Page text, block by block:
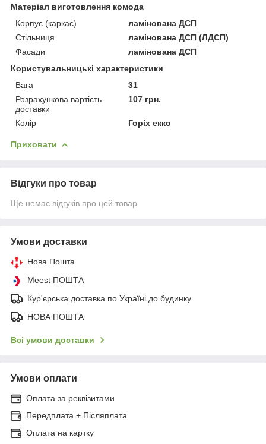
Матеріал виготовлення комода
Корпус (каркас)
ламінована ДСП
Стільниця
ламінована ДСП (ЛДСП)
Фасади
ламінована ДСП
Користувальницькі характеристики
Вага
31
Розрахункова вартість
доставки
107 грн.
Колір Горіх екко
Приховати
Відгуки про товар
Ще немає відгуків про цей товар
Умови доставки
Нова Пошта
Meest ПОШТА
Кур'єрська доставка по Україні до будинку
НОВА ПОШТА
Всі умови доставки
Умови оплати
Оплата за реквізитами
Передплата + Післяплата
Оплата на картку